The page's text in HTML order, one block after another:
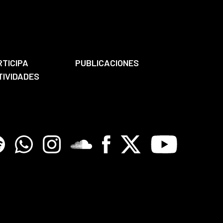
PUBLICACIONES
WhatsappInstagramSoundcloreFacebook
X Youtube